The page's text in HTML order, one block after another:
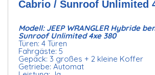
Cabrio / Sunroof Unlimited
Modell: JEEP WRANGLER Hybride
Sunroof Unlimited 4xe 380
Türen: 4 Türen
Fahrgäste: 5
Gepäck: 3 großes + 2 kleine Koffer
Getriebe: Automat